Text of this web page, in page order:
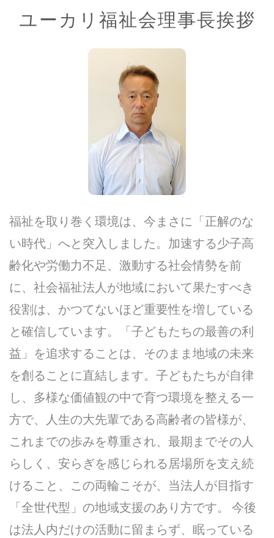
ユーカリ福祉会理事長挨拶
福祉を取り巻く環境は、今まさに「正解のな
い時代」へと突入しました。加速する少子高
齢化や労働力不足、激動する社会情勢を前
に、社会福祉法人が地域において果たすべき
役割は、かつてないほど重要性を増している
と確信しています。「子どもたちの最善の利
益」を追求することは、そのまま地域の未来
を創ることに直結します。子どもたちが自律
し、多様な価値観の中で育つ環境を整える一
方で、人生の大先輩である高齢者の皆様が、
これまでの歩みを尊重され、最期までその人
らしく、安らぎを感じられる居場所を支え続
けること、この両輪こそが、当法人が目指す
「全世代型」の地域支援のあり方です。 今後
は法人内だけの活動に留まらず、眠っている